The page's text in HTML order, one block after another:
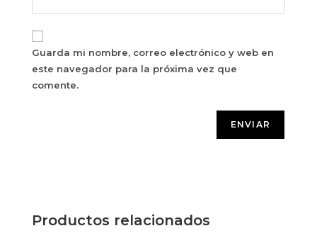
Guarda mi nombre, correo electrónico y web en
este navegador para la próxima vez que
comente.
Productos relacionados